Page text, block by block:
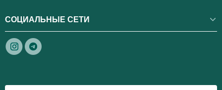
СОЦИАЛЬНЫЕ СЕТИ